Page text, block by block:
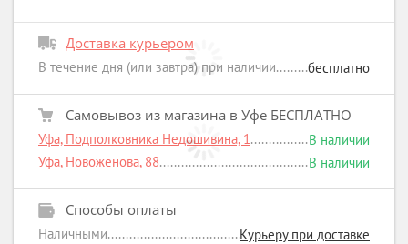
Доставка курьером
В течение дня (или завтра) при наличии бесплатно
Самовывоз из магазина в Уфе БЕСПЛАТНО
Уфа, Подполковника Недошивина, 1
В наличии
Уфа, Новоженова, 88
В наличии
Способы оплаты
Наличными
Курьеру при доставке